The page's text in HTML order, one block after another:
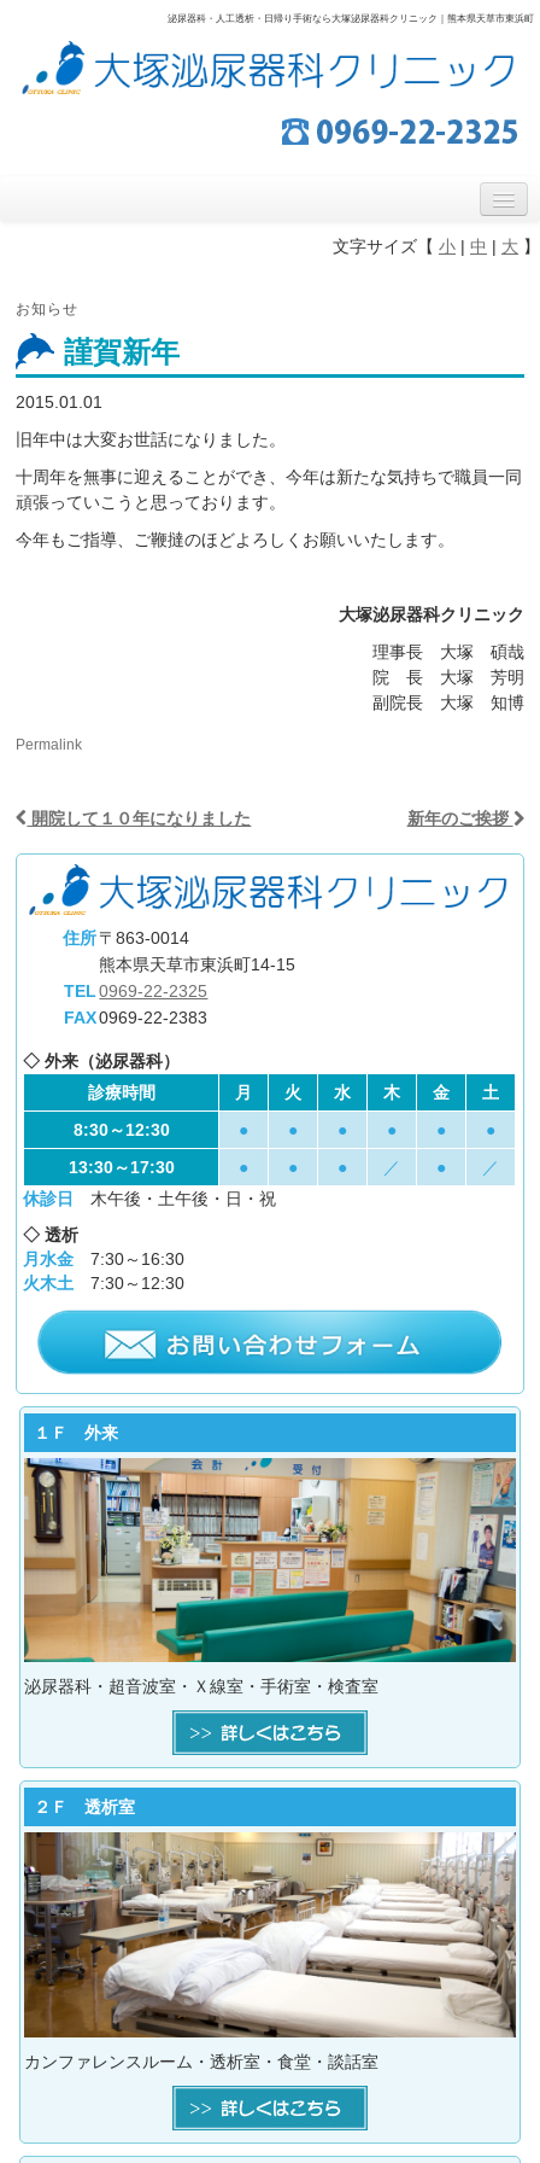
泌尿器科・人工透析・日帰り手術なら大塚泌尿器科クリニック｜熊本県天草市東浜町
泌尿器科・人工透析・日帰り手術なら熊本県天草市の大塚泌尿器科
２Ｆ透析室
アクセス
お問い合わせ
文字サイズ【 小 | 中 | 大 】
お知らせ
謹賀新年
2015.01.01
旧年中は大変お世話になりました。
十周年を無事に迎えることができ、今年は新たな気持ちで職員一同
頑張っていこうと思っております。
今年もご指導、ご鞭撻のほどよろしくお願いいたします。
大塚泌尿器科クリニック
理事長 大塚 碩哉
院 長 大塚 芳明
副院長 大塚 知博
Permalink
開院して１０年になりました 新年のご挨拶
住所〒863-0014
熊本県天草市東浜町14-15
TEL 0969-22-2325
FAX0969-22-2383
◇ 外来（泌尿器科）
診療時間
月 火 水 木 金
土
8:30～12:30
● ● ● ● ●
●
13:30～17:30
● ● ● ／ ●
／
休診日
木午後・土午後・日・祝
◇ 透析
月水金 7:30～16:30
火木土 7:30～12:30
１Ｆ 外来
泌尿器科・超音波室・Ｘ線室・手術室・検査室
２Ｆ 透析室
カンファレンスルーム・透析室・食堂・談話室